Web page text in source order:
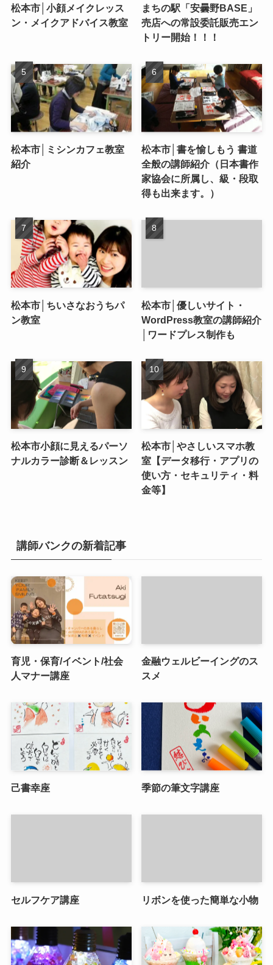
松本市│小顔メイクレッス
ン・メイクアドバイス教室
まちの駅「安曇野BASE」
売店への常設委託販売エン
トリー開始！！！
松本市│ミシンカフェ教室
紹介
松本市│書を愉しもう 書道
全般の講師紹介（日本書作
家協会に所属し、級・段取
得も出来ます。）
松本市│ちいさなおうちパ
ン教室
松本市│優しいサイト・
WordPress教室の講師紹介
│ワードプレス制作も
松本市小顔に見えるパーソ
ナルカラー診断＆レッスン
松本市│やさしいスマホ教
室【データ移行・アプリの
使い方・セキュリティ・料
金等】
講師バンクの新着記事
育児・保育/イベント/社会
人マナー講座
金融ウェルビーイングのス
スメ
己書幸座 季節の筆文字講座
セルフケア講座 リボンを使った簡単な小物